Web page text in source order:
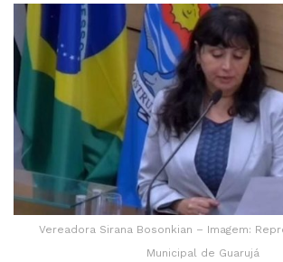
Vereadora Sirana Bosonkian – Imagem:
Municipal de Guarujá